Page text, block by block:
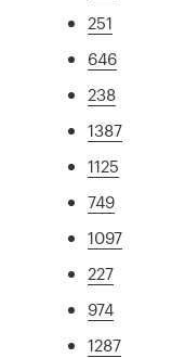
251
646
238
1387
1125
749
1097
227
974
1287